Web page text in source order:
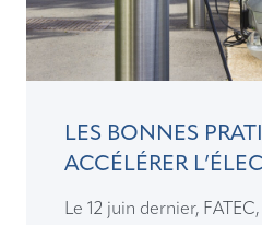
LES BONNES
ACCÉLÉRER
Le 12 juin dernier,